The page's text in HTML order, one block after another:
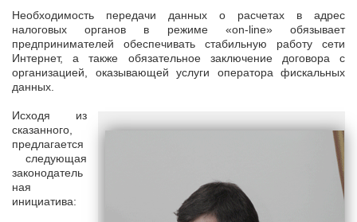
Необходимость передачи данных о расчетах в адрес
налоговых органов в режиме «on-line» обязывает
предпринимателей обеспечивать стабильную работу сети
Интернет, а также обязательное заключение договора с
организацией, оказывающей услуги оператора фискальных
данных.
Исходя из
сказанного,
предлагается
следующая
законодатель
ная
инициатива: